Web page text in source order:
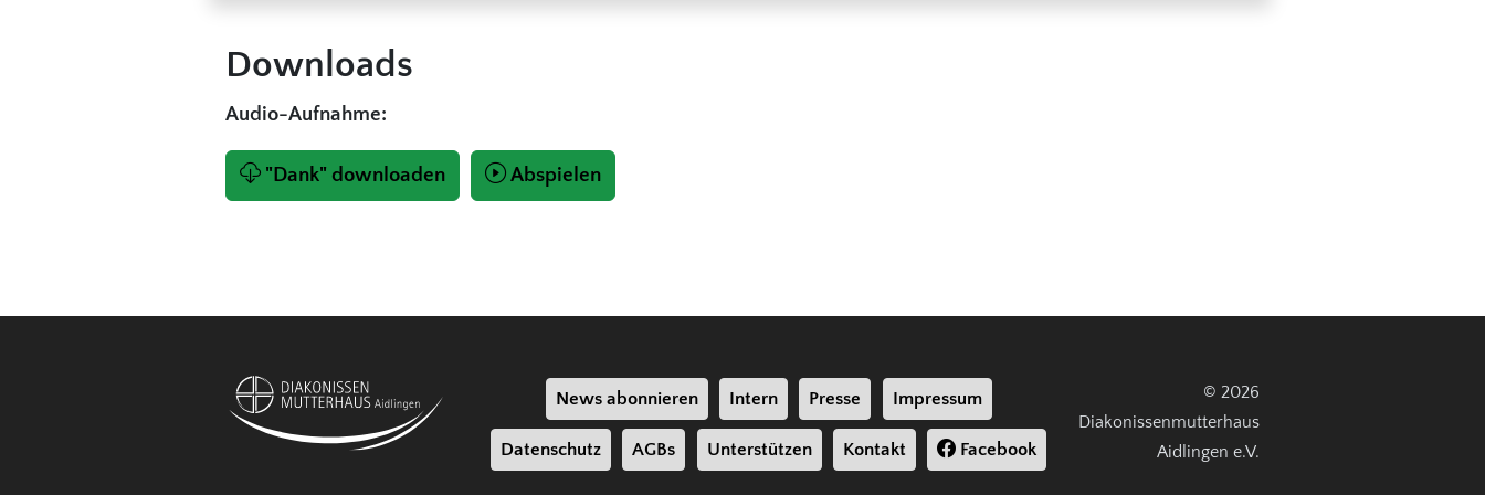
Downloads
Audio-Aufnahme:
"Dank" downloaden Abspielen
News abonnieren Intern Presse Impressum
Datenschutz AGBs Unterstützen Kontakt Facebook
© 2026
Diakonissenmutterhaus
Aidlingen e.V.